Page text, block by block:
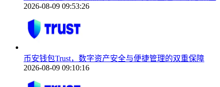
2026-08-09 09:53:26
币安钱包Trust，数字资产安全与便捷管理的双重保障
2026-08-09 09:10:16